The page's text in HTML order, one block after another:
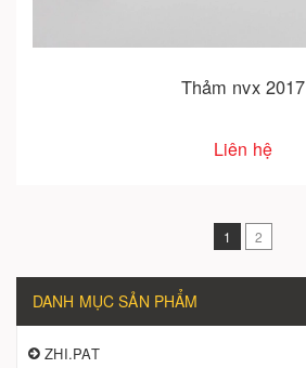
Thảm nvx 2017
Liên hệ
1 2
DANH MỤC SẢN PHẨM
ZHI.PAT